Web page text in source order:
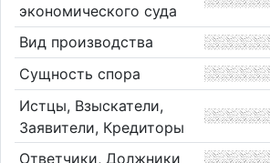
экономического суда
Вид производства
Сущность спора
Истцы, Взыскатели,
Заявители, Кредиторы
Ответчики, Должники